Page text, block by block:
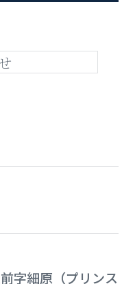
字細原（プリンス